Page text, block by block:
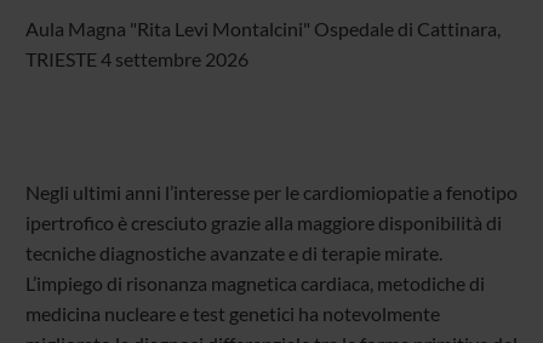
Aula Magna "Rita Levi Montalcini" Ospedale di Cattinara,
TRIESTE 4 settembre 2026
Negli ultimi anni l’interesse per le cardiomiopatie a fenotipo
ipertrofico è cresciuto grazie alla maggiore disponibilità di
tecniche diagnostiche avanzate e di terapie mirate.
L’impiego di risonanza magnetica cardiaca, metodiche di
medicina nucleare e test genetici ha notevolmente